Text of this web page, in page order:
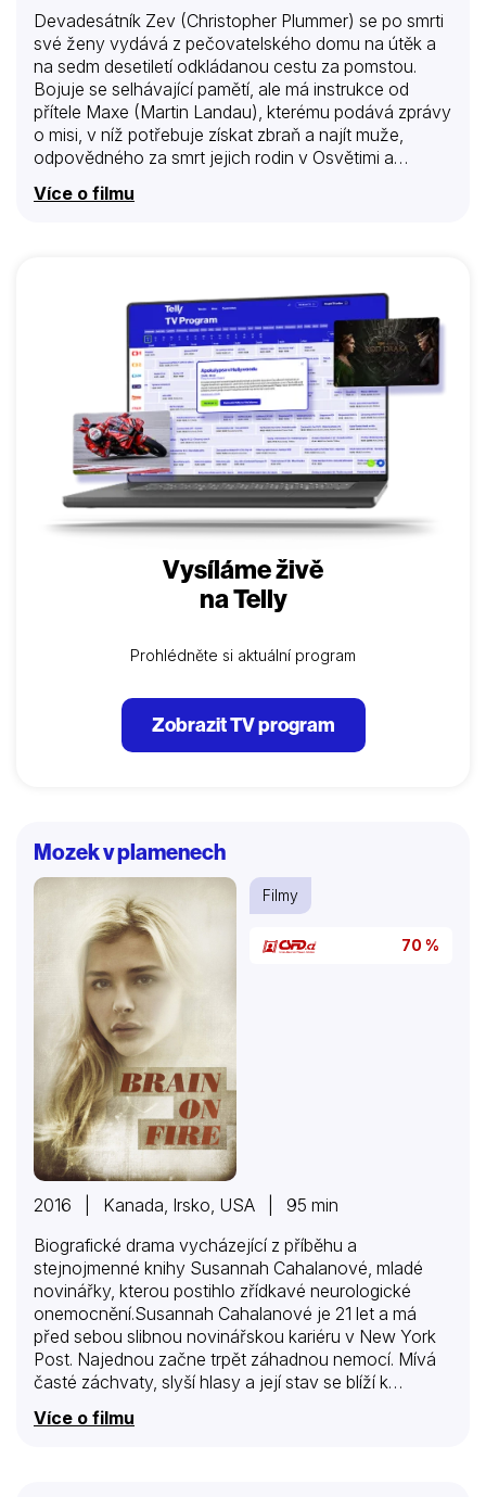
Devadesátník Zev (Christopher Plummer) se po smrti
své ženy vydává z pečovatelského domu na útěk a
na sedm desetiletí odkládanou cestu za pomstou.
Bojuje se selhávající pamětí, ale má instrukce od
přítele Maxe (Martin Landau), kterému podává zprávy
o misi, v níž potřebuje získat zbraň a najít muže,
odpovědného za smrt jejich rodin v Osvětimi a
odhodlání ho vede na dobrodružnou cestu plnou
Více o filmu
Vysíláme živě
na Telly
Prohlédněte si aktuální program
Zobrazit TV program
Mozek v plamenech
Filmy
70 %
2016 | Kanada, Irsko, USA | 95 min
Biografické drama vycházející z příběhu a
stejnojmenné knihy Susannah Cahalanové, mladé
novinářky, kterou postihlo zřídkavé neurologické
onemocnění.Susannah Cahalanové je 21 let a má
před sebou slibnou novinářskou kariéru v New York
Post. Najednou začne trpět záhadnou nemocí. Mívá
časté záchvaty, slyší hlasy a její stav se blíží k
šílenství. Jak ubíhají týdny, záchvaty se stupňují,
nevysvětlitelně přechází od vzteku a násilí do stavu
Více o filmu